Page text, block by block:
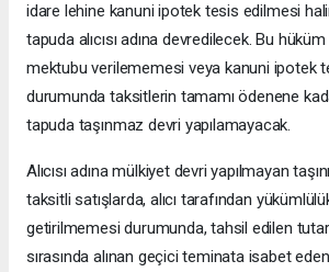
idare lehine kanuni ipotek tesis edilmesi
tapuda alıcısı adına devredilecek. Bu
mektubu verilememesi veya kanuni ipotek
durumunda taksitlerin tamamı ödenene
tapuda taşınmaz devri yapılamayacak.
Alıcısı adına mülkiyet devri yapılmayan
taksitli satışlarda, alıcı tarafından
getirilmemesi durumunda, tahsil edilen
sırasında alınan geçici teminata isabet